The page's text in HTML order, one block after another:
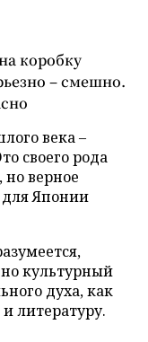
коробку
– смешно.
века –
своего рода
но верное
Японии
культурный
духа, как
литературу.